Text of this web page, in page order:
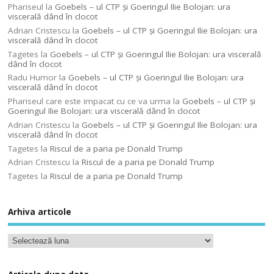
Phariseul la Goebels – ul CTP şi Goeringul Ilie Bolojan: ura
viscerală dând în clocot
Adrian Cristescu la Goebels – ul CTP şi Goeringul Ilie Bolojan: ura
viscerală dând în clocot
Tagetes la Goebels – ul CTP şi Goeringul Ilie Bolojan: ura viscerală
dând în clocot
Radu Humor la Goebels – ul CTP şi Goeringul Ilie Bolojan: ura
viscerală dând în clocot
Phariseul care este impacat cu ce va urma la Goebels – ul CTP şi
Goeringul Ilie Bolojan: ura viscerală dând în clocot
Adrian Cristescu la Goebels – ul CTP şi Goeringul Ilie Bolojan: ura
viscerală dând în clocot
Tagetes laRiscul de a paria pe Donald Trump
Adrian Cristescu laRiscul de a paria pe Donald Trump
Tagetes laRiscul de a paria pe Donald Trump
Arhiva articole